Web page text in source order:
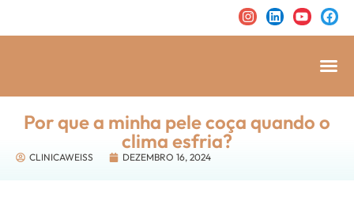
Por que a minha pele coça quando o
clima esfria?
CLINICAWEISS DEZEMBRO 16, 2024